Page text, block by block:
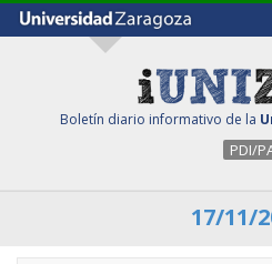
Boletín diario informativo de la
PDI/
17/11/